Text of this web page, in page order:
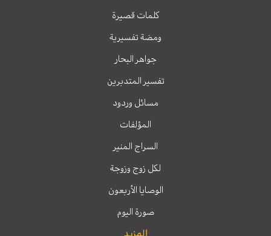
كلمات قصيرة
ومضة تفسيرية
جواهر البحار
تفسير المتدبرين
مسائل وردود
المؤلفات
السراج المنير
لكل زوج وزوجة
الوصايا الأربعون
صورة اليوم